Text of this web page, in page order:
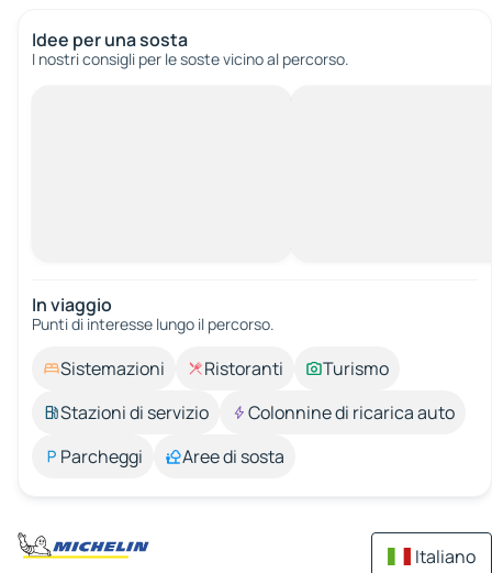
Idee per una sosta
I nostri consigli per le soste vicino al percorso.
In viaggio
Punti di interesse lungo il percorso.
Sistemazioni Ristoranti
Turismo
Stazioni di servizio
Colonnine di ricarica auto
Parcheggi
Aree di sosta
Italiano